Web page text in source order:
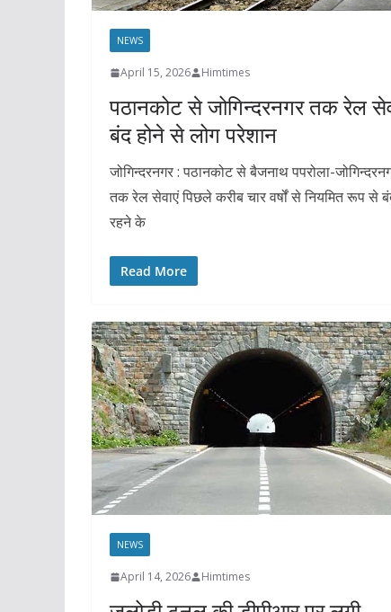
NEWS
April 15, 2026 Himtimes
पठानकोट से जोगिन्दरनगर तक रेल
बंद होने से लोग परेशान
जोगिन्दरनगर : पठानकोट से बैजनाथ पपरोला-
तक रेल सेवाएं पिछले करीब चार वर्षों से नियमित रूप से
रहने के
Read More
NEWS
April 14, 2026 Himtimes